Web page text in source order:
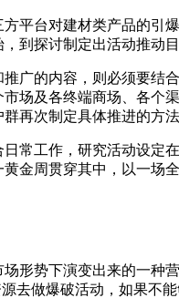
平台对建材类产品的
到探讨制定出活动推动
广的内容，则必须要结
场及各终端商场、各
再次制定具体推进的方
常工作，研究活动设
金周贯穿其中，以一场
形势下演变出来的一
去做爆破活动，如果